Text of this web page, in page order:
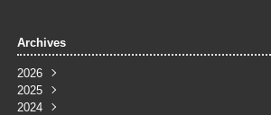
Archives
2026
Juin
Mai(4)
2025
Décembre
2024